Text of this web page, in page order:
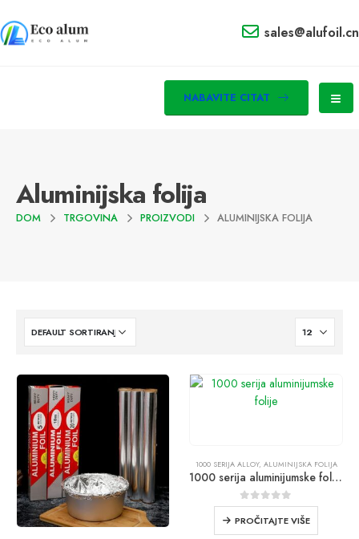
sales@alufoil.cn
NABAVITE CITAT
Aluminijska folija
DOM TRGOVINA PROIZVODI ALUMINIJSKA FOLIJA
1000 SERIJA ALLOY, ALUMINIJSKA FOLIJA
1000 serija aluminijumske folije
0iz 5
PROČITAJTE VIŠE